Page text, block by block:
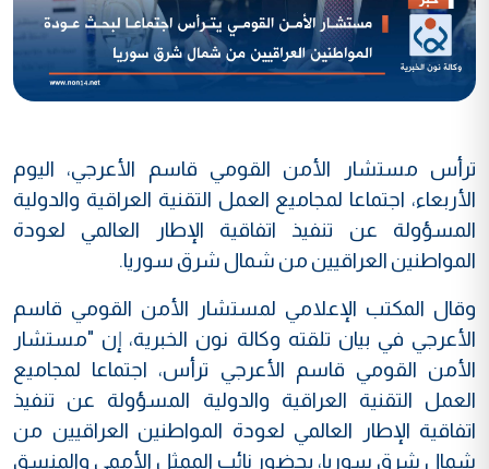
ترأس مستشار الأمن القومي قاسم الأعرجي، اليوم
الأربعاء، اجتماعا لمجاميع العمل التقنية العراقية والدولية
المسؤولة عن تنفيذ اتفاقية الإطار العالمي لعودة
المواطنين العراقيين من شمال شرق سوريا.
وقال المكتب الإعلامي لمستشار الأمن القومي قاسم
الأعرجي في بيان تلقته وكالة نون الخبرية، إن "مستشار
الأمن القومي قاسم الأعرجي ترأس، اجتماعا لمجاميع
العمل التقنية العراقية والدولية المسؤولة عن تنفيذ
اتفاقية الإطار العالمي لعودة المواطنين العراقيين من
شمال شرق سوريا، بحضور نائب الممثل الأممي والمنسق